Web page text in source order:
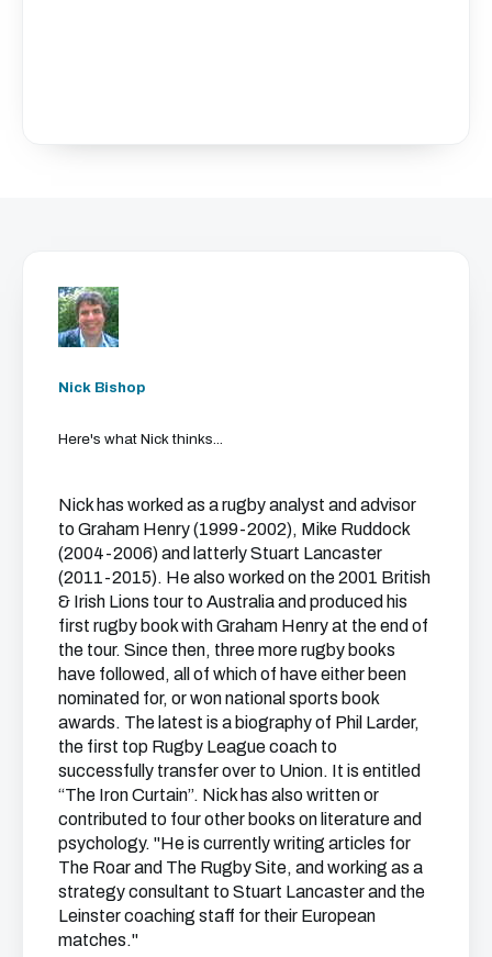
Nick Bishop
Here's what Nick thinks...
Nick has worked as a rugby analyst and advisor
to Graham Henry (1999-2002), Mike Ruddock
(2004-2006) and latterly Stuart Lancaster
(2011-2015). He also worked on the 2001 British
& Irish Lions tour to Australia and produced his
first rugby book with Graham Henry at the end of
the tour. Since then, three more rugby books
have followed, all of which of have either been
nominated for, or won national sports book
awards. The latest is a biography of Phil Larder,
the first top Rugby League coach to
successfully transfer over to Union. It is entitled
“The Iron Curtain”. Nick has also written or
contributed to four other books on literature and
psychology. "He is currently writing articles for
The Roar and The Rugby Site, and working as a
strategy consultant to Stuart Lancaster and the
Leinster coaching staff for their European
matches."